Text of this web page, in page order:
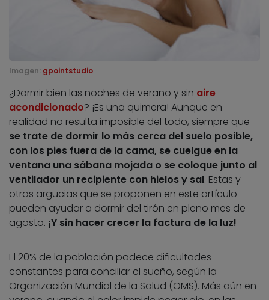
Imagen: gpointstudio
¿Dormir bien las noches de verano y sin aire
acondicionado? ¡Es una quimera! Aunque en
realidad no resulta imposible del todo, siempre que
se trate de dormir lo más cerca del suelo posible,
con los pies fuera de la cama, se cuelgue en la
ventana una sábana mojada o se coloque junto al
ventilador un recipiente con hielos y sal. Estas y
otras argucias que se proponen en este artículo
pueden ayudar a dormir del tirón en pleno mes de
agosto. ¡Y sin hacer crecer la factura de la luz!
El 20% de la población padece dificultades
constantes para conciliar el sueño, según la
Organización Mundial de la Salud (OMS). Más aún en